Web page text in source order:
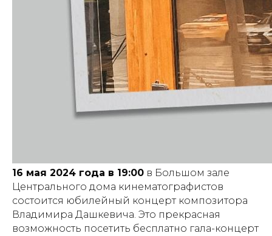
16 мая 2024 года в 19:00 в Большом зале
Центрального дома кинематографистов
состоится юбилейный концерт композитора
Владимира Дашкевича. Это прекрасная
возможность посетить бесплатно гала-концерт